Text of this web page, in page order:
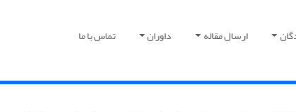
ارسال مقاله داوران تماس با ما